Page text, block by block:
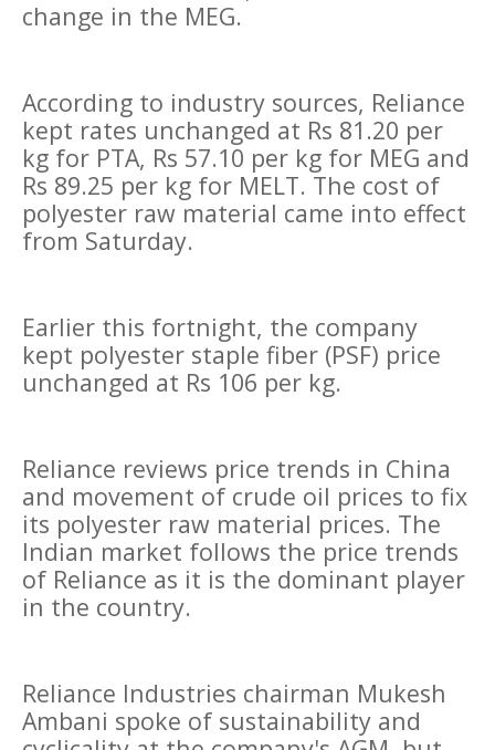
change in the MEG.
According to industry sources, Reliance
kept rates unchanged at Rs 81.20 per
kg for PTA, Rs 57.10 per kg for MEG and
Rs 89.25 per kg for MELT. The cost of
polyester raw material came into effect
from Saturday.
Earlier this fortnight, the company
kept polyester staple fiber (PSF) price
unchanged at Rs 106 per kg.
Reliance reviews price trends in China
and movement of crude oil prices to fix
its polyester raw material prices. The
Indian market follows the price trends
of Reliance as it is the dominant player
in the country.
Reliance Industries chairman Mukesh
Ambani spoke of sustainability and